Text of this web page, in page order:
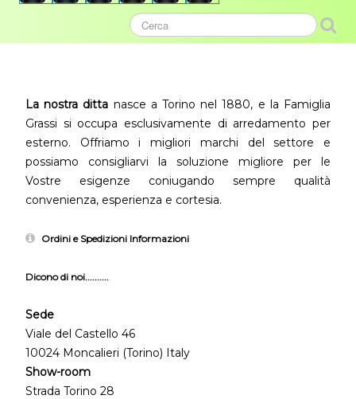
La nostra ditta nasce a Torino nel 1880, e la Famiglia
Grassi si occupa esclusivamente di arredamento per
esterno. Offriamo i migliori marchi del settore e
possiamo consigliarvi la soluzione migliore per le
Vostre esigenze coniugando sempre qualità
convenienza, esperienza e cortesia.
Ordini e Spedizioni Informazioni
Dicono di noi..........
Sede
Viale del Castello 46
10024 Moncalieri (Torino) Italy
Show-room
Strada Torino 28